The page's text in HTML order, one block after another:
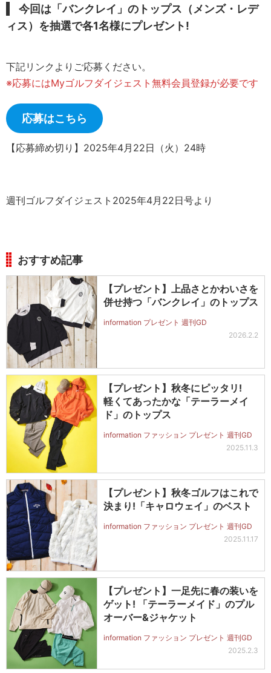
今回は「バンクレイ」のトップス（メンズ・レデ
ィス）を抽選で各1名様にプレゼント!
下記リンクよりご応募ください。
※応募にはMyゴルフダイジェスト無料会員登録が必要です
応募はこちら
【応募締め切り】2025年4月22日（火）24時
週刊ゴルフダイジェスト2025年4月22日号より
おすすめ記事
【プレゼント】上品さとかわいさを
併せ持つ「バンクレイ」のトップス
information プレゼント 週刊GD
2026.2.2
【プレゼント】秋冬にピッタリ!
軽くてあったかな「テーラーメイ
ド」のトップス
information ファッション プレゼント 週刊GD
2025.11.3
【プレゼント】秋冬ゴルフはこれで
決まり!「キャロウェイ」のベスト
information ファッション プレゼント 週刊GD
2025.11.17
【プレゼント】一足先に春の装いを
ゲット! 「テーラーメイド」のプル
オーバー&ジャケット
information ファッション プレゼント 週刊GD
2025.2.3